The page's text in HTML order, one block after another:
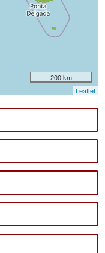
200 km
Leaflet